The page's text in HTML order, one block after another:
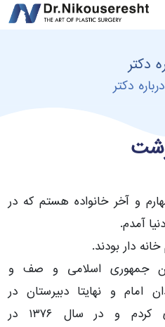
دکتر
درباره دکتر
و آخر خانواده هستم که در
دار بودند.
جمهوری اسلامی و صف و
امام و نهایتا دبیرستان در
دبیرستان البرز تهران سپری کردم و در سال ۱۳۷۶ در